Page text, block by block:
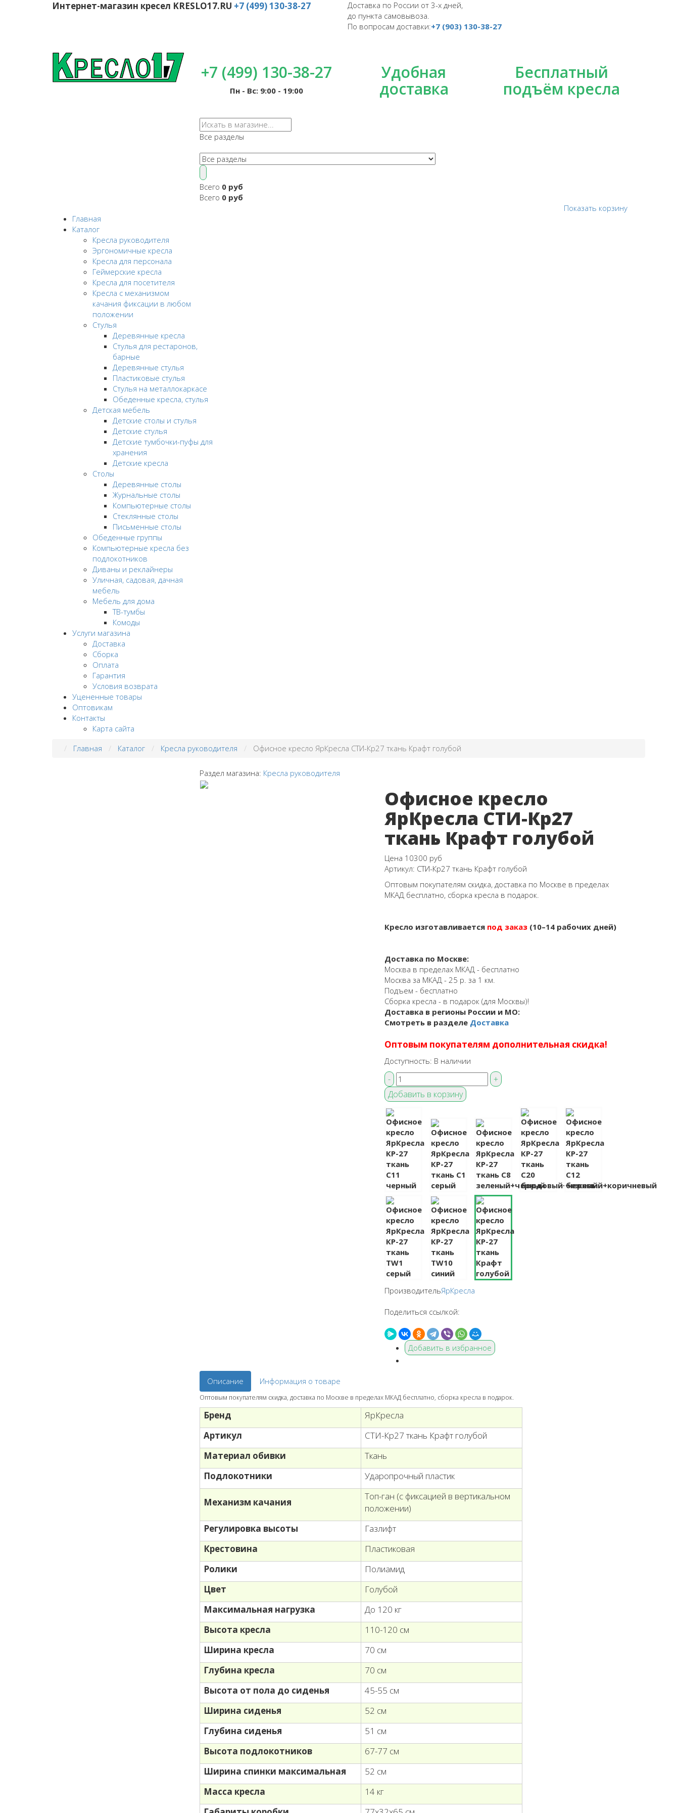
Интернет-магазин кресел KRESLO17.RU +7 (499) 130-38-27
Доставка по России от 3-х дней,
до пункта самовывоза.
По вопросам доставки:+7 (903) 130-38-27
+7 (499) 130-38-27
Пн - Вс: 9:00 - 19:00
Удобная
доставка
Бесплатный
подъём кресла
Все разделы
Всего 0 руб
Всего 0 руб
Показать корзину
Главная
Каталог
Кресла руководителя
Эргономичные кресла
Кресла для персонала
Геймерские кресла
Кресла для посетителя
Кресла с механизмом
качания фиксации в любом
положении
Стулья
Деревянные кресла
Стулья для рестаронов,
барные
Деревянные стулья
Пластиковые стулья
Стулья на металлокаркасе
Обеденные кресла, стулья
Детская мебель
Детские столы и стулья
Детские стулья
Детские тумбочки-пуфы для
хранения
Детские кресла
Столы
Деревянные столы
Журнальные столы
Компьютерные столы
Стеклянные столы
Письменные столы
Обеденные группы
Компьютерные кресла без
подлокотников
Диваны и реклайнеры
Уличная, садовая, дачная
мебель
Мебель для дома
ТВ-тумбы
Комоды
Услуги магазина
Доставка
Сборка
Оплата
Гарантия
Условия возврата
Уцененные товары
Оптовикам
Контакты
Карта сайта
Главная
Каталог Кресла руководителя Офисное кресло ЯрКресла СТИ-Кр27 ткань Крафт голубой
Раздел магазина: Кресла руководителя
Офисное кресло
ЯрКресла СТИ-Кр27
ткань Крафт голубой
Цена 10300 руб
Артикул: СТИ-Кр27 ткань Крафт голубой
Оптовым покупателям скидка, доставка по Москве в пределах
МКАД бесплатно, сборка кресла в подарок.
Кресло изготавливается под заказ (10–14 рабочих дней)
Доставка по Москве:
Москва в пределах МКАД - бесплатно
Москва за МКАД - 25 р. за 1 км.
Подъем - бесплатно
Сборка кресла - в подарок (для Москвы)!
Доставка в регионы России и МО:
Смотреть в разделе Доставка
Оптовым покупателям дополнительная скидка!
Доступность: В наличии
ПроизводительЯрКресла
Поделиться ссылкой:
Добавить в избранное
Описание Информация о товаре
Оптовым покупателям скидка, доставка по Москве в пределах МКАД бесплатно, сборка кресла в подарок.
Бренд
ЯрКресла
Артикул
СТИ-Кр27 ткань Крафт голубой
Материал обивки
Ткань
Подлокотники
Ударопрочный пластик
Механизм качания
Топ-ган (с фиксацией в вертикальном
положении)
Регулировка высоты
Газлифт
Крестовина
Пластиковая
Ролики
Полиамид
Цвет
Голубой
Максимальная нагрузка
До 120 кг
Высота кресла
110-120 см
Ширина кресла
70 см
Глубина кресла
70 см
Высота от пола до сиденья
45-55 см
Ширина сиденья
52 см
Глубина сиденья
51 см
Высота подлокотников
67-77 см
Ширина спинки максимальная
52 см
Масса кресла
14 кг